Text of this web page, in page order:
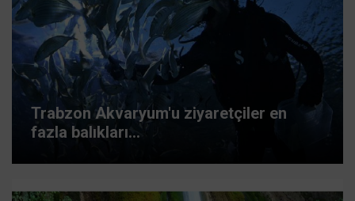
Trabzon Akvaryum'u ziyaretçiler en
fazla balıkları...